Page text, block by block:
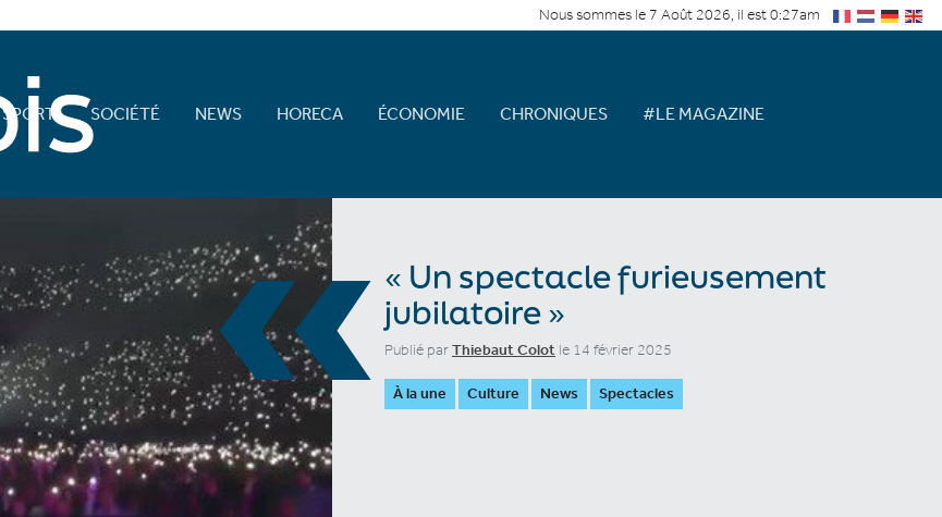
Nous sommes le 7 Août 2026, il est 0:27am
SPORT SOCIÉTÉ NEWS HORECA ÉCONOMIE CHRONIQUES #LE MAGAZINE
«« Un spectacle furieusement
jubilatoire »
Publié parThiebaut Colot le 14 février 2025
À la une Culture News Spectacles